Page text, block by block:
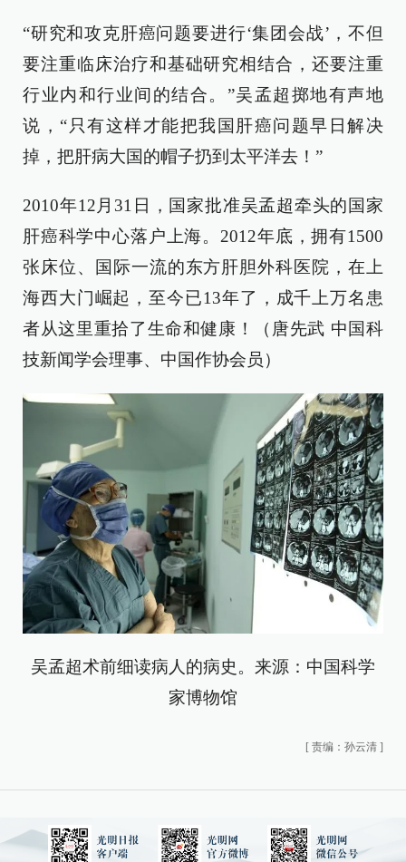
“研究和攻克肝癌问题要进行‘集团会战’，不但
要注重临床治疗和基础研究相结合，还要注重
行业内和行业间的结合。”吴孟超掷地有声地
说，“只有这样才能把我国肝癌问题早日解决
掉，把肝病大国的帽子扔到太平洋去！”
2010年12月31日，国家批准吴孟超牵头的国家
肝癌科学中心落户上海。2012年底，拥有1500
张床位、国际一流的东方肝胆外科医院，在上
海西大门崛起，至今已13年了，成千上万名患
者从这里重拾了生命和健康！（唐先武 中国科
技新闻学会理事、中国作协会员）
吴孟超术前细读病人的病史。来源：中国科学
家博物馆
[ 责编：孙云清 ]